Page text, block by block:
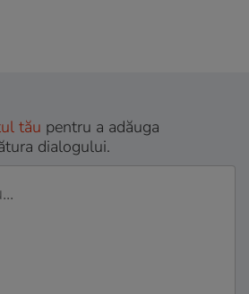
tău pentru a adăuga
dialogului.